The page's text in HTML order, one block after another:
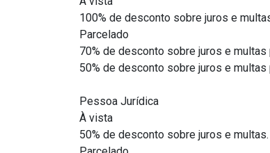
100% de desconto sobre juros e
Parcelado
70% de desconto sobre juros e
50% de desconto sobre juros e
Pessoa Jurídica
À vista
50% de desconto sobre juros e multas.